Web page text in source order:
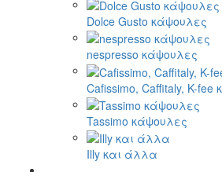
Dolce Gusto κάψουλες
nespresso κάψουλες
Cafissimo, Caffitaly, K-fee
Tassimo κάψουλες
Illy και άλλα